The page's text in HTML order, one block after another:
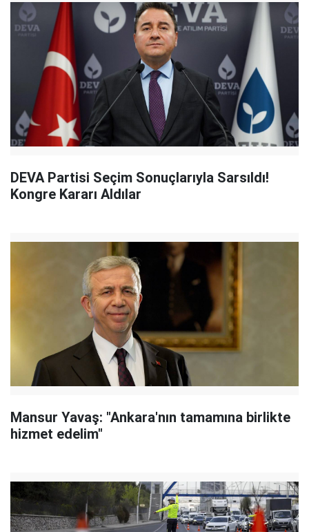
DEVA Partisi Seçim Sonuçlarıyla Sarsıldı!
Kongre Kararı Aldılar
Mansur Yavaş: "Ankara'nın tamamına birlikte
hizmet edelim"